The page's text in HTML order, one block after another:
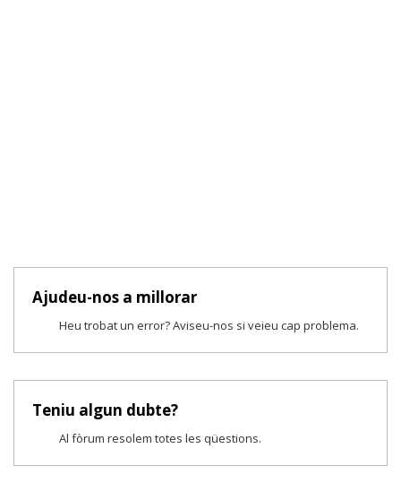
Ajudeu-nos a millorar
Heu trobat un error? Aviseu-nos si veieu cap problema.
Teniu algun dubte?
Al fòrum resolem totes les qüestions.